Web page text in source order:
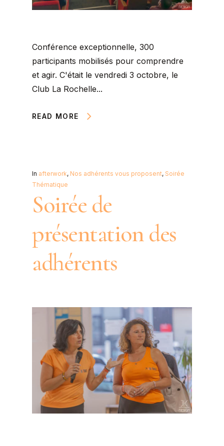
Conférence exceptionnelle, 300
participants mobilisés pour comprendre
et agir. C'était le vendredi 3 octobre, le
Club La Rochelle...
READ MORE
In afterwork, Nos adhérents vous proposent, Soirée
Thématique
Soirée de
présentation des
adhérents